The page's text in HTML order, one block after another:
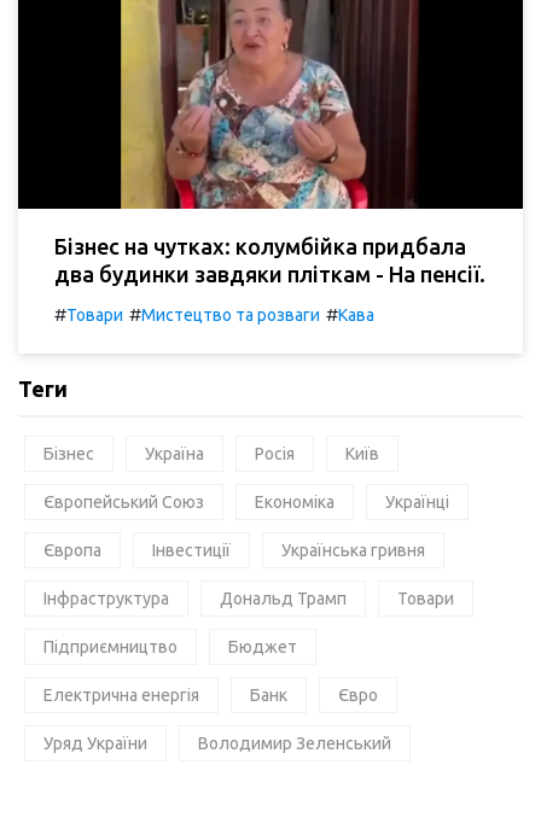
Бізнес на чутках: колумбійка придбала
два будинки завдяки пліткам - На пенсії.
#Товари #Мистецтво та розваги #Кава
Теги
Бізнес Україна Росія Київ
Європейський Союз Економіка Українці
Європа Інвестиції Українська гривня
Інфраструктура Дональд Трамп Товари
Підприємництво Бюджет
Електрична енергія Банк Євро
Уряд України Володимир Зеленський